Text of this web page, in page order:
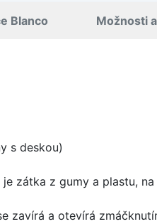
Blanco Možnosti
s deskou)
zátka z gumy a plastu,
zavírá a otevírá